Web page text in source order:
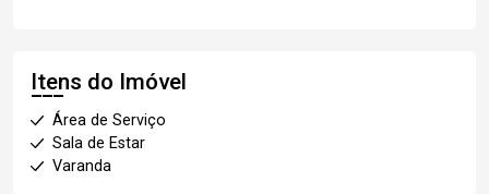
Itens do Imóvel
Área de Serviço
Sala de Estar
Varanda